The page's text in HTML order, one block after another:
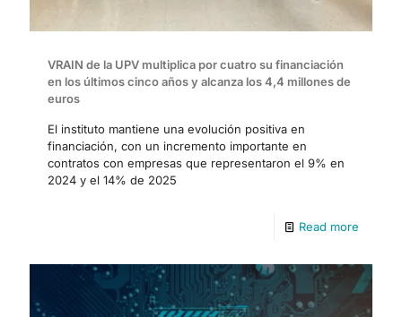
VRAIN de la UPV multiplica por cuatro su financiación
en los últimos cinco años y alcanza los 4,4 millones de
euros
El instituto mantiene una evolución positiva en
financiación, con un incremento importante en
contratos con empresas que representaron el 9% en
2024 y el 14% de 2025
Read more